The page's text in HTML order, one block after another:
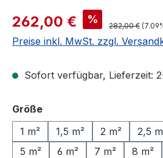
Verkaufspreis:
262,00 € % Regulärer
282,00 €
Preise inkl. MwSt. zzgl.
Sofort verfügbar, Lieferzeit:
Größeauswählen
1 m²
1,5 m² 2 m² 2,5
5 m²
6 m² 7 m² 8 m²